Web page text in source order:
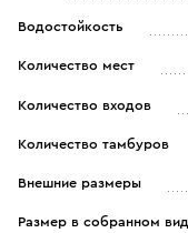
Водостойкость
Количество мест
Количество входов
Количество тамбуров
Внешние размеры
Размер в собранном